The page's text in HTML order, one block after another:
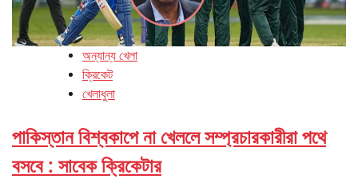
অন্যান্য খেলা
ক্রিকেট
খেলাধুলা
পাকিস্তান বিশ্বকাপে না খেললে সম্প্রচারকারীরা পথে
বসবে : সাবেক ক্রিকেটার